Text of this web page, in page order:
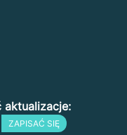
aktualizacje:
ZAPISAĆ SIĘ